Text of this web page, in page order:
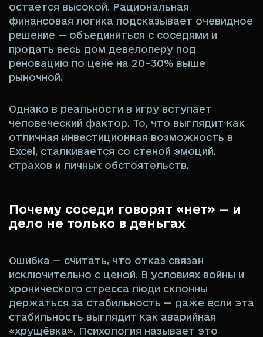
остается высокой. Рациональная
финансовая логика подсказывает очевидное
решение — объединиться с соседями и
продать весь дом девелоперу под
реновацию по цене на 20–30% выше
рыночной.
Однако в реальности в игру вступает
человеческий фактор. То, что выглядит как
отличная инвестиционная возможность в
Excel, сталкивается со стеной эмоций,
страхов и личных обстоятельств.
Почему соседи говорят «нет» — и
дело не только в деньгах
Ошибка — считать, что отказ связан
исключительно с ценой. В условиях войны и
хронического стресса люди склонны
держаться за стабильность — даже если эта
стабильность выглядит как аварийная
«хрущёвка». Психология называет это